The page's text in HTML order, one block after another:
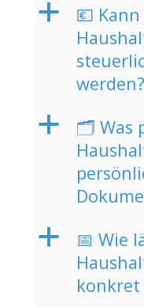
a
💶
werden?
a
🗂️ Was
a
📅 Wie
konkret